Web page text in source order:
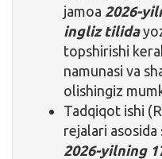
jamoa 2026-
ingliz tilida
topshirishi
namunasi va
olishingiz
Tadqiqot ishi
rejalari
2026-yilning